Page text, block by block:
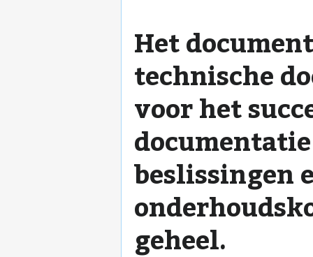
Het
technische
voor het
beslissingen
geheel.